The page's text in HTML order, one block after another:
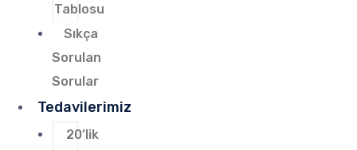
Tablosu
Sıkça
Sorulan
Sorular
Tedavilerimiz
20’lik